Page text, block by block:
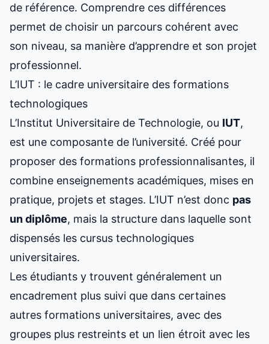
de référence. Comprendre ces différences
permet de choisir un parcours cohérent avec
son niveau, sa manière d’apprendre et son projet
professionnel.
L’IUT : le cadre universitaire des formations
technologiques
L’Institut Universitaire de Technologie, ou IUT,
est une composante de l’université. Créé pour
proposer des formations professionnalisantes, il
combine enseignements académiques, mises en
pratique, projets et stages. L’IUT n’est donc pas
un diplôme, mais la structure dans laquelle sont
dispensés les cursus technologiques
universitaires.
Les étudiants y trouvent généralement un
encadrement plus suivi que dans certaines
autres formations universitaires, avec des
groupes plus restreints et un lien étroit avec les